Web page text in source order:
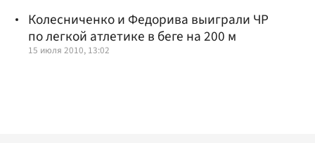
Колесниченко и Федорива выиграли ЧР
по легкой атлетике в беге на 200 м
15 июля 2010, 13:02